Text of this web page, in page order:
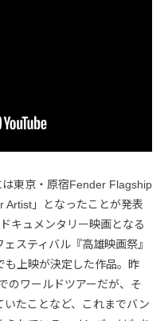
東京・原宿Fender Flagship
Artist」となったことが発表
キュメンタリー映画となる
スティバル『高雄映画祭』
も上映が決定した作品。昨
のワールドツアーだが、そ
たことなど、これまでバン